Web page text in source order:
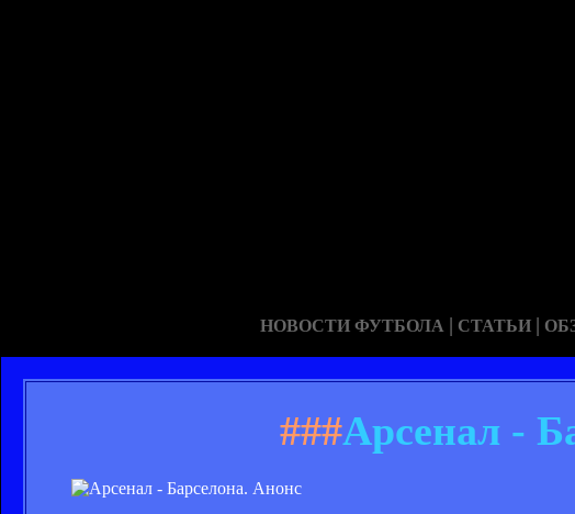
НОВОСТИ ФУТБОЛА | СТАТЬИ |
###Арсенал -